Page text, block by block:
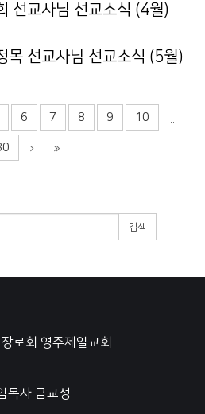
선교사님 선교소식 (4월)
목 선교사님 선교소식 (5월)
6 7 8 9 10
검색
로회 영주제일교회
목사 금교성